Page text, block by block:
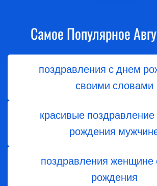
Самое Популярное
поздравления с днем
своими словами
красивые
рождения
поздравления женщине
рождения